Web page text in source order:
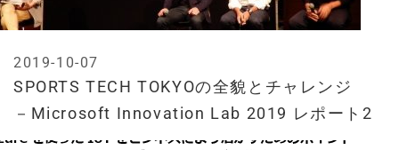
SPORTS TECH TOKYOの全貌とチャレンジ
－Microsoft Innovation Lab 2019 レポート2
2019-10-07